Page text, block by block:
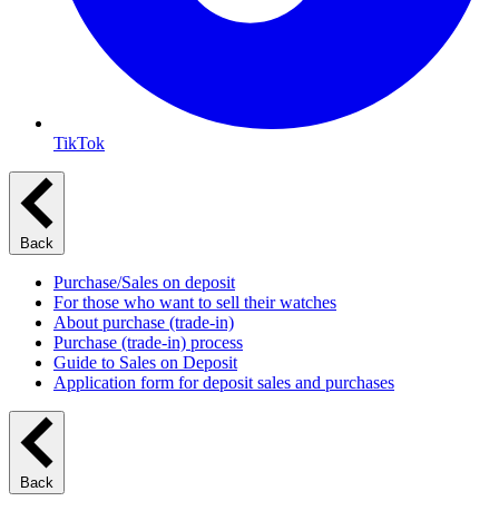
TikTok
Back
Purchase/Sales on deposit
For those who want to sell their watches
About purchase (trade-in)
Purchase (trade-in) process
Guide to Sales on Deposit
Application form for deposit sales and purchases
Back